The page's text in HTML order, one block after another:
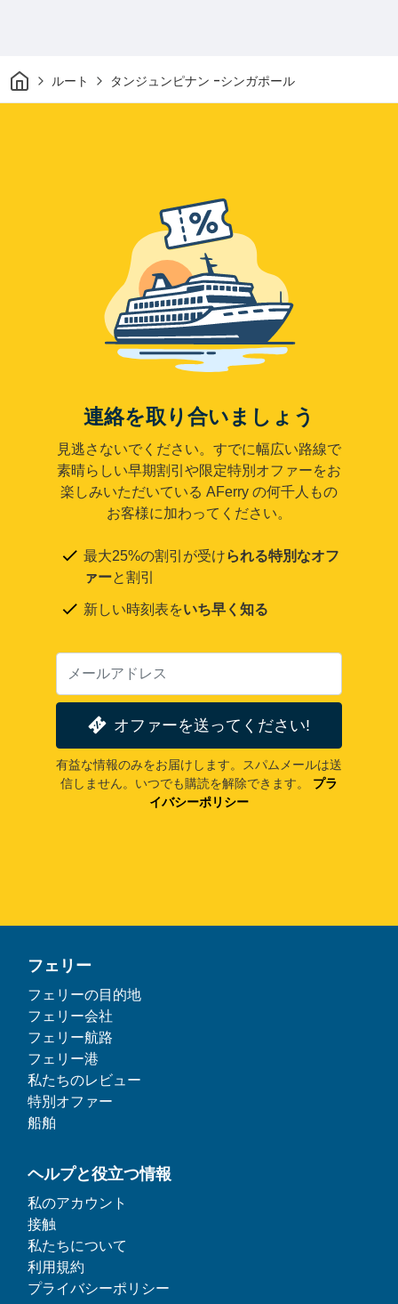
家 ルート タンジュンピナン -シンガポール
連絡を取り合いましょう
見逃さないでください。すでに幅広い路線で
素晴らしい早期割引や限定特別オファーをお
楽しみいただいている AFerry の何千人もの
お客様に加わってください。
最大25%の割引が受けられる特別なオフ
ァーと割引
新しい時刻表をいち早く知る
オファーを送ってください!
有益な情報のみをお届けします。スパムメールは送
信しません。いつでも購読を解除できます。
プラ
イバシーポリシー
フェリー
フェリーの目的地
フェリー会社
フェリー航路
フェリー港
私たちのレビュー
特別オファー
船舶
ヘルプと役立つ情報
私のアカウント
接触
私たちについて
利用規約
プライバシーポリシー